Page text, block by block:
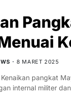
8 MARET 2025
pangkat
internal militer